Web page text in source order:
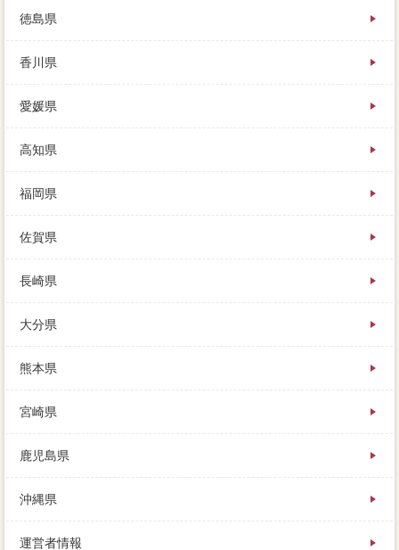
徳島県
香川県
愛媛県
高知県
福岡県
佐賀県
長崎県
大分県
熊本県
宮崎県
鹿児島県
沖縄県
運営者情報